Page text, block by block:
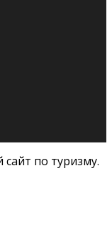
по туризму.